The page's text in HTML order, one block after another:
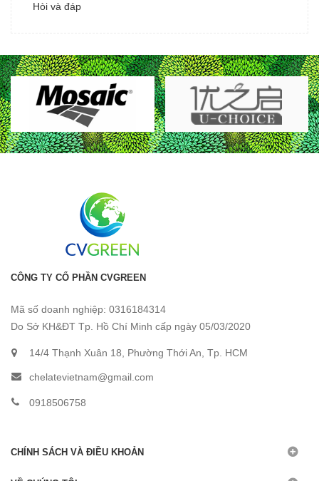
Hòi và đáp
CÔNG TY CỔ PHẦN CVGREEN
Mã số doanh nghiệp: 0316184314
Do Sở KH&ĐT Tp. Hồ Chí Minh cấp ngày 05/03/2020
14/4 Thạnh Xuân 18, Phường Thới An, Tp. HCM
chelatevietnam@gmail.com
0918506758
CHÍNH SÁCH VÀ ĐIỀU KHOẢN